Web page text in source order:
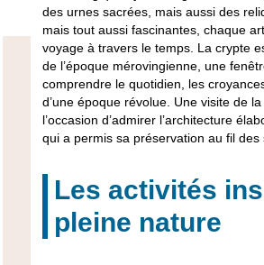
des urnes sacrées, mais aussi des
mais tout aussi fascinantes, chaque
voyage à travers le temps. La crypte
de l’époque mérovingienne, une
comprendre le quotidien, les
d’une époque révolue. Une visite de la
l’occasion d’admirer l’architecture
qui a permis sa préservation au fil des
Les activités
pleine nature